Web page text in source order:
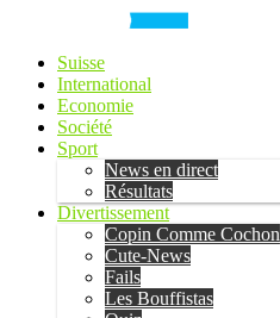
Suisse
International
Economie
Société
Sport
News en direct
Résultats
Divertissement
Copin Comme Cochon
Cute-News
Fails
Les Bouffistas